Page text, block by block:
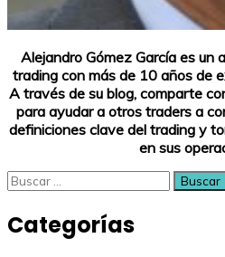
Alejandro Gómez García es un
trading con más de 10 años de
A través de su blog, comparte
para ayudar a otros traders a
definiciones clave del trading y
en sus
Buscar:
Categorías